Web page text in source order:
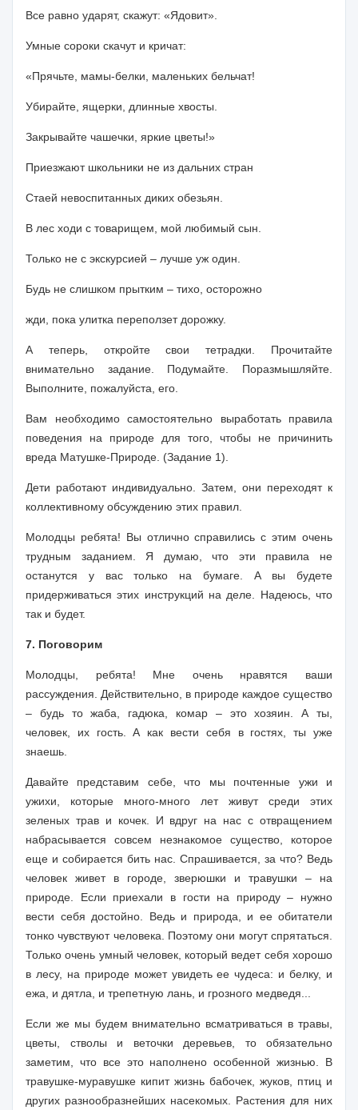
Все равно ударят, скажут: «Ядовит».
Умные сороки скачут и кричат:
«Прячьте, мамы-белки, маленьких бельчат!
Убирайте, ящерки, длинные хвосты.
Закрывайте чашечки, яркие цветы!»
Приезжают школьники не из дальних стран
Стаей невоспитанных диких обезьян.
В лес ходи с товарищем, мой любимый сын.
Только не с экскурсией – лучше уж один.
Будь не слишком прытким – тихо, осторожно
жди, пока улитка переползет дорожку.
А теперь, откройте свои тетрадки. Прочитайте
внимательно задание. По­думайте. Поразмышляйте.
Выполните, пожалуйста, его.
Вам необходимо самостоятельно выработать правила
поведения на природе для того, чтобы не причинить
вреда Матушке-Природе. (Задание 1).
Дети работают индивидуально. Затем, они переходят к
коллективному обсуждению этих правил.
Молодцы ребята! Вы отлично справились с этим очень
трудным заданием. Я думаю, что эти правила не
останутся у вас только на бумаге. А вы будете
придерживаться этих инструкций на деле. Надеюсь, что
так и будет.
7. Поговорим
Молодцы, ребята! Мне очень нравятся ваши
рассуждения. Дей­ствительно, в природе каждое существо
– будь то жаба, гадюка, комар – это хозяин. А ты,
человек, их гость. А как вести себя в гостях, ты уже
знаешь.
Давайте представим себе, что мы почтенные ужи и
ужихи, которые много-много лет живут среди этих
зеленых трав и кочек. И вдруг на нас с отвращением
набрасывается совсем незнакомое суще­ство, которое
еще и собирается бить нас. Спрашивается, за что? Ведь
человек живет в городе, зверюшки и травушки – на
природе. Если приеха­ли в гости на природу– нужно
вести себя достойно. Ведь и при­рода, и ее обитатели
тонко чувствуют человека. Поэтому они могут спрятаться.
Только очень умный человек, который ведет себя хорошо
в лесу, на природе может увидеть ее чудеса: и белку, и
ежа, и дятла, и трепетную лань, и грозного медведя...
Если же мы будем внимательно всматриваться в травы,
цветы, стволы и веточки деревьев, то обязательно
заметим, что все это на­полнено особенной жизнью. В
травушке-муравушке кипит жизнь ба­бочек, жуков, птиц и
других разнообразнейших насекомых. Растения для них